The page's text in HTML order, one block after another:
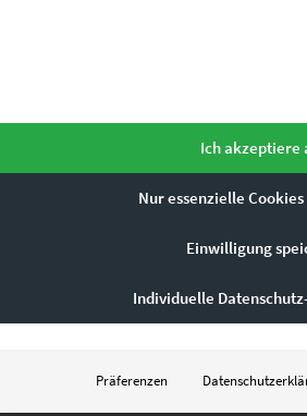
Ich akzeptiere
Nur essenzielle
Einwilligung
Individuelle
Präferenzen